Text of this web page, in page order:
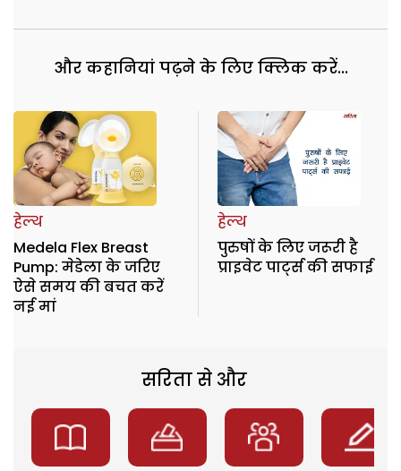
और कहानियां पढ़ने के लिए क्लिक करें...
हेल्थ
Medela Flex Breast
Pump: मेडेला के जरिए
ऐसे समय की बचत करें
नई मां
हेल्थ
पुरुषों के लिए जरूरी है
प्राइवेट पार्ट्स की सफाई
सरिता से और